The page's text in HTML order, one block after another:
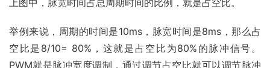
举例来说，周期的时间是10ms，脉宽时间是8ms，那么占
空比是8/10= 80%，这就是占空比为80%的脉冲信号。
PWM就是脉冲宽度调制，通过调节占空比就可以调节脉冲